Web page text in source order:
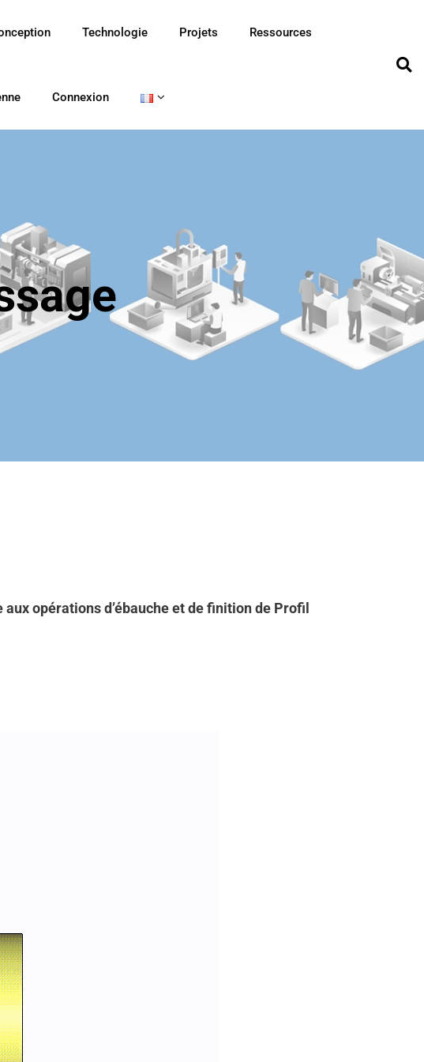
Technologie Projets Ressources
Connexion
opérations d’ébauche et de finition de Profil